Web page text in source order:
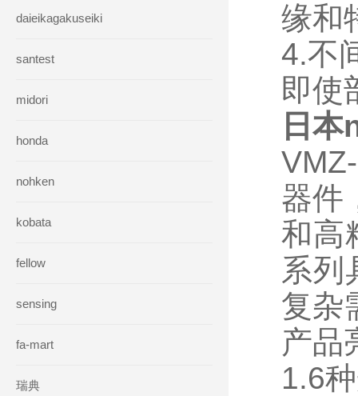
daieikagakuseiki
santest
midori
honda
nohken
kobata
fellow
sensing
fa-mart
瑞典
缘和
4.不
即使
日
器件
和高
系列
复杂
产品
1.6